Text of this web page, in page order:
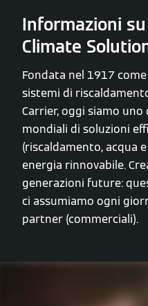
Informazioni
Climate
Fondata nel 1917
sistemi di
Carrier, oggi siamo
mondiali di soluzioni
(riscaldamento, acqua
energia rinnovabile.
generazioni future:
ci assumiamo ogni
partner (commerciali).